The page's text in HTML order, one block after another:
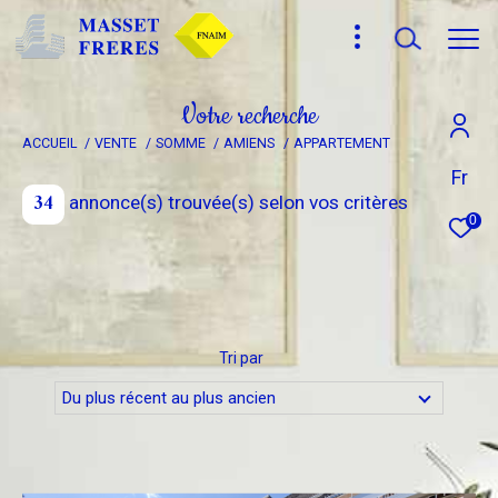
Fr
0
Votre recherche
ACCUEIL VENTE SOMME AMIENS APPARTEMENT
34 annonce(s) trouvée(s) selon vos critères
Tri par
Du plus récent au plus ancien
Effectuer une recherche
et trouver le bien qui correspond à vos critères
d'offre
Type
de
bien